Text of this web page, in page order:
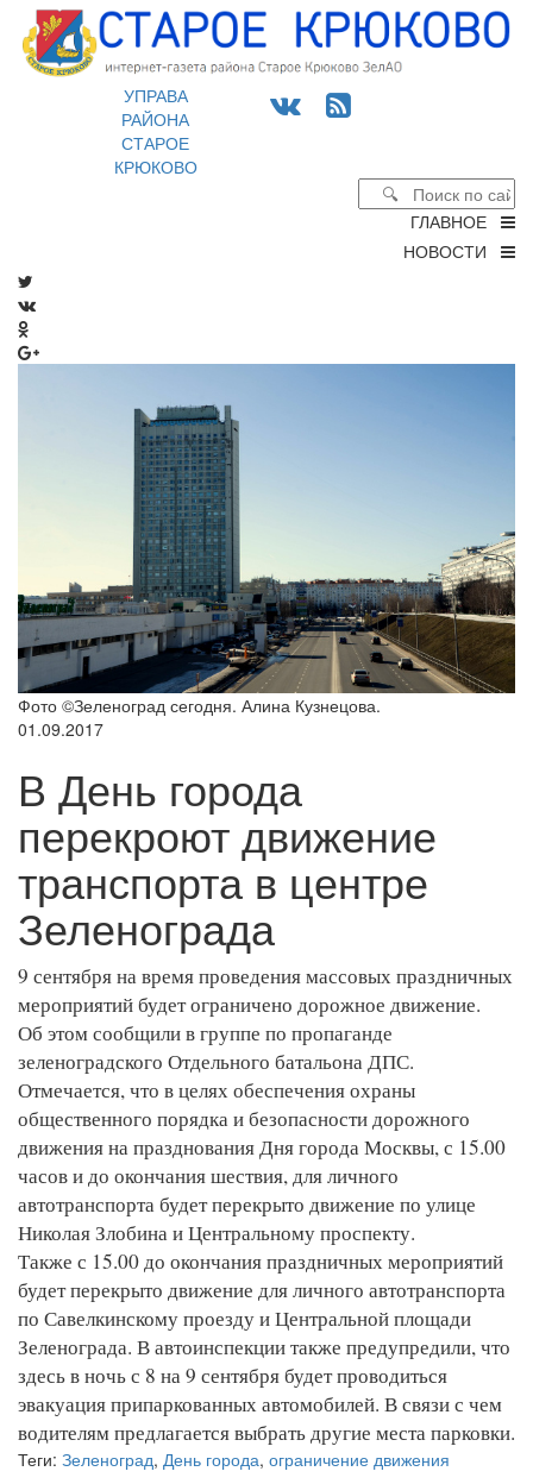
УПРАВА
РАЙОНА
СТАРОЕ
КРЮКОВО
ГЛАВНОЕ
НОВОСТИ
Фото ©Зеленоград сегодня. Алина Кузнецова.
01.09.2017
В День города
перекроют движение
транспорта в центре
Зеленограда
9 сентября на время проведения массовых праздничных
мероприятий будет ограничено дорожное движение.
Об этом сообщили в группе по пропаганде
зеленоградского Отдельного батальона ДПС.
Отмечается, что в целях обеспечения охраны
общественного порядка и безопасности дорожного
движения на празднования Дня города Москвы, с 15.00
часов и до окончания шествия, для личного
автотранспорта будет перекрыто движение по улице
Николая Злобина и Центральному проспекту.
Также с 15.00 до окончания праздничных мероприятий
будет перекрыто движение для личного автотранспорта
по Савелкинскому проезду и Центральной площади
Зеленограда. В автоинспекции также предупредили, что
здесь в ночь с 8 на 9 сентября будет проводиться
эвакуация припаркованных автомобилей. В связи с чем
водителям предлагается выбрать другие места парковки.
Теги: Зеленоград, День города, ограничение движения